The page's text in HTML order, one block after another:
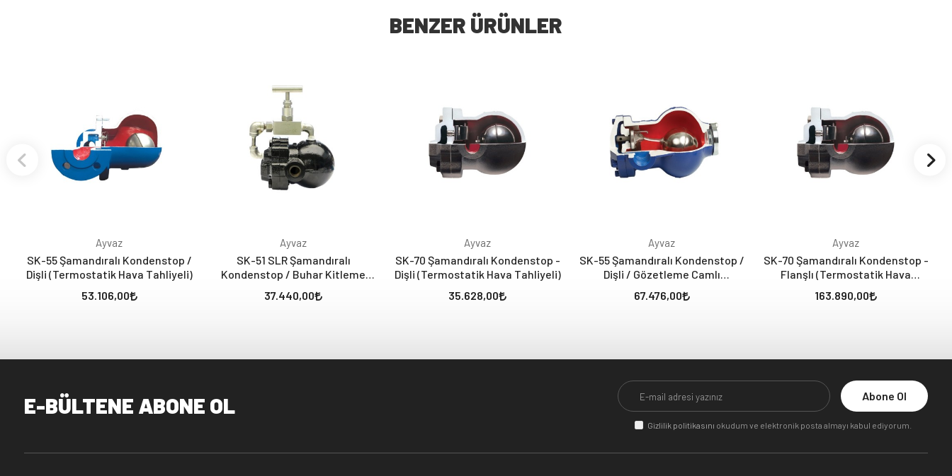
BENZER ÜRÜNLER
Ayvaz
SK-55 Şamandıralı Kondenstop /
Dişli (Termostatik Hava Tahliyeli)
53.106,00
Ayvaz
SK-51 SLR Şamandıralı
Kondenstop / Buhar Kitleme
Çözücülü / Dişli
37.440,00
Ayvaz
SK-70 Şamandıralı Kondenstop -
Dişli (Termostatik Hava Tahliyeli)
35.628,00
Ayvaz
SK-55 Şamandıralı Kondenstop /
Dişli / Gözetleme Camlı
(Termostatik Hava Tahliyeli)
67.476,00
Ayvaz
SK-70 Şamandıralı Kondenstop -
Flanşlı (Termostatik Hava
163.890,00
E-BÜLTENE ABONE OL Abone Ol
Gizlilik politikasını okudum ve elektronik posta almayı kabul ediyorum.